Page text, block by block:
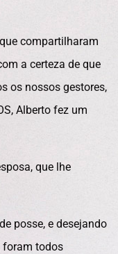
compartilharam
a certeza de que
os nossos gestores,
Alberto fez um
que lhe
posse, e desejando
foram todos